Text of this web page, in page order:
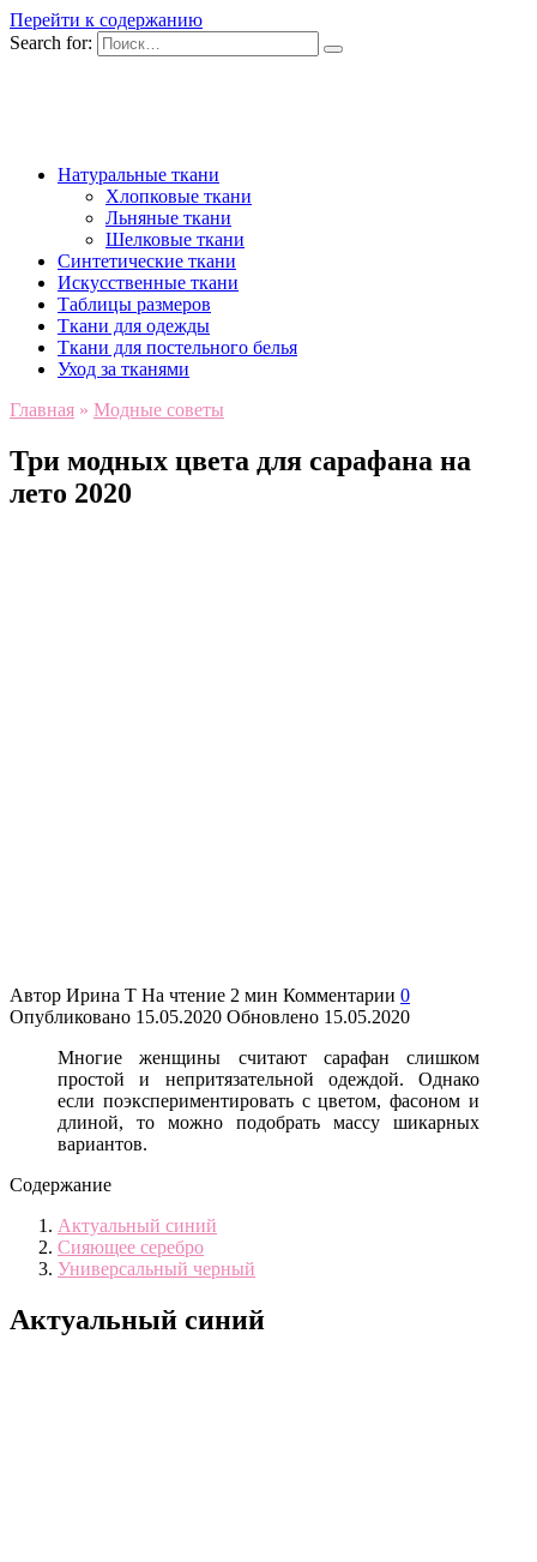
Перейти к содержанию
Search for:
Натуральные ткани
Хлопковые ткани
Льняные ткани
Шелковые ткани
Синтетические ткани
Искусственные ткани
Таблицы размеров
Ткани для одежды
Ткани для постельного белья
Уход за тканями
Главная » Модные советы
Три модных цвета для сарафана на
лето 2020
Автор Ирина Т На чтение 2 мин Комментарии 0
Опубликовано 15.05.2020 Обновлено 15.05.2020
Многие женщины считают сарафан слишком
простой и непритязательной одеждой. Однако
если поэкспериментировать с цветом, фасоном и
длиной, то можно подобрать массу шикарных
вариантов.
Содержание
Актуальный синий
Сияющее серебро
Универсальный черный
Актуальный синий